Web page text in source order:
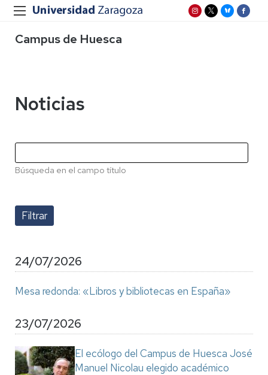
Campus de Huesca
Noticias
Búsqueda en el campo título
24/07/2026
Mesa redonda: «Libros y bibliotecas en España»
23/07/2026
El ecólogo del Campus de Huesca José
Manuel Nicolau elegido académico